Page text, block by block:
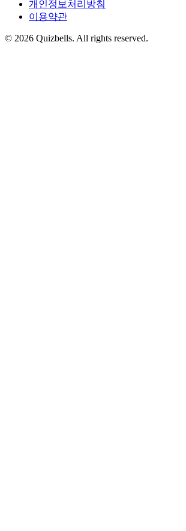
개인정보처리방침
이용약관
© 2026 Quizbells. All rights reserved.